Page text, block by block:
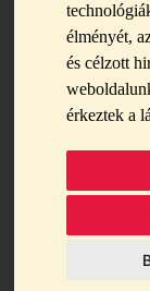
élményét,
és célzott
érkeztek a
FŐOLDAL
A